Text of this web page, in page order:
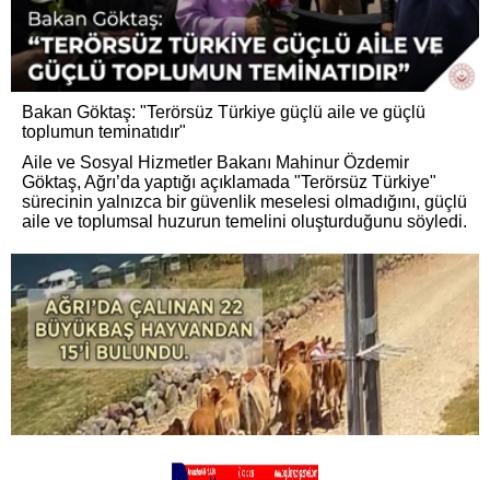
Bakan Göktaş: "Terörsüz Türkiye güçlü aile ve güçlü
toplumun teminatıdır"
Aile ve Sosyal Hizmetler Bakanı Mahinur Özdemir
Göktaş, Ağrı’da yaptığı açıklamada "Terörsüz Türkiye"
sürecinin yalnızca bir güvenlik meselesi olmadığını, güçlü
aile ve toplumsal huzurun temelini oluşturduğunu söyledi.